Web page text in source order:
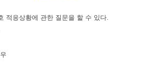
적응상황에 관한 질문을 할 수 있다.